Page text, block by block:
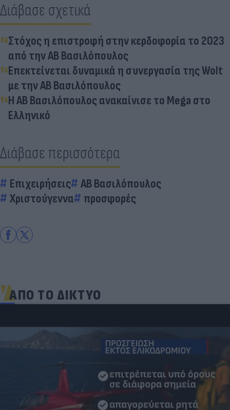
Διάβασε σχετικά
Στόχος η επιστροφή στην κερδοφορία το 2023
από την ΑΒ Βασιλόπουλος
Επεκτείνεται δυναμικά η συνεργασία της Wolt
με την ΑΒ Βασιλόπουλος
Η ΑΒ Βασιλόπουλος ανακαίνισε το Mega στο
Ελληνικό
Διάβασε περισσότερα
Επιχειρήσεις
ΑΒ Βασιλόπουλος
Χριστούγεννα
προσφορές
ΑΠΟ ΤΟ ΔΙΚΤΥΟ